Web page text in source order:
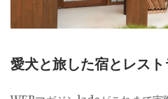
愛犬と旅した宿とレス